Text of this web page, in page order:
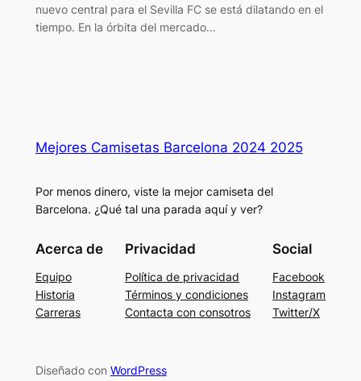
nuevo central para el Sevilla FC se está dilatando en el
tiempo. En la órbita del mercado…
Mejores Camisetas Barcelona 2024 2025
Por menos dinero, viste la mejor camiseta del
Barcelona. ¿Qué tal una parada aquí y ver?
Acerca de
Equipo
Historia
Carreras
Privacidad
Política de privacidad
Términos y condiciones
Contacta con consotros
Social
Facebook
Instagram
Twitter/X
Diseñado con WordPress